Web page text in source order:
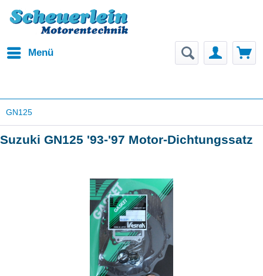
Menü
GN125
Suzuki GN125 '93-'97 Motor-Dichtungssatz